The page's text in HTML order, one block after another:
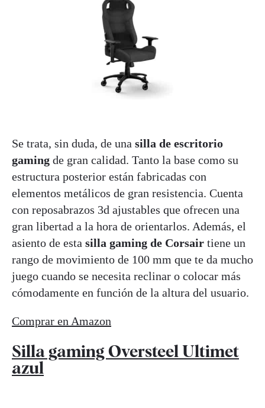
Se trata, sin duda, de una silla de escritorio
gaming de gran calidad. Tanto la base como su
estructura posterior están fabricadas con
elementos metálicos de gran resistencia. Cuenta
con reposabrazos 3d ajustables que ofrecen una
gran libertad a la hora de orientarlos. Además, el
asiento de esta silla gaming de Corsair tiene un
rango de movimiento de 100 mm que te da mucho
juego cuando se necesita reclinar o colocar más
cómodamente en función de la altura del usuario.
Comprar en Amazon
Silla gaming Oversteel Ultimet
azul